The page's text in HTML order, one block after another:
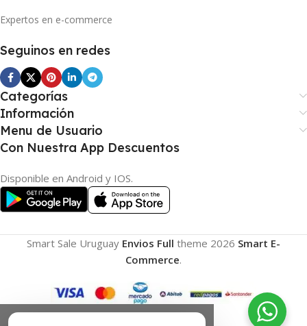
Expertos en e-commerce
Seguinos en redes
Categorías
Información
Menu de Usuario
Con Nuestra App Descuentos
Disponible en Android y IOS.
Smart Sale Uruguay Envios Full theme 2026 Smart E-
Commerce.